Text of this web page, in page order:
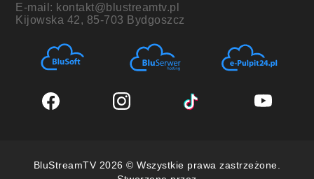
E-mail: kontakt@blustreamtv.pl
Kijowska 42, 85-703 Bydgoszcz
BluStreamTV 2026 © Wszystkie prawa zastrzeżone.